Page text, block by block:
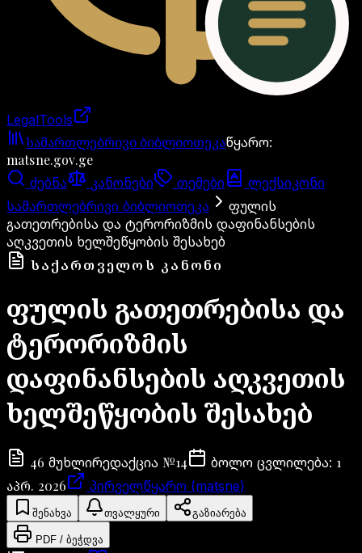
LegalTools
ანგარიში იტვირთება
სამართლებრივი ბიბლიოთეკაწყარო:
matsne.gov.ge
ძებნა კანონები თემები
ლექსიკონი
სამართლებრივი ბიბლიოთეკა
ფულის
გათეთრებისა და ტერორიზმის დაფინანსების
აღკვეთის ხელშეწყობის შესახებ
ᲡᲐᲥᲐᲠᲗᲕᲔᲚᲝᲡ ᲙᲐᲜᲝᲜᲘ
ფულის გათეთრებისა და
ტერორიზმის
დაფინანსების აღკვეთის
ხელშეწყობის შესახებ
46 მუხლირედაქცია №14 ბოლო ცვლილება: 1
აპრ. 2026
პირველწყარო (matsne)
შენახვა თვალყური გაზიარება
PDF / ბეჭდვა